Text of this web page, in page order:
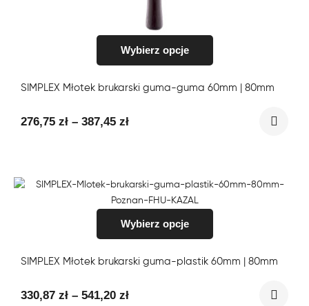
Wybierz opcje
SIMPLEX Młotek brukarski guma-guma 60mm | 80mm
276,75 zł – 387,45 zł
Wybierz opcje
SIMPLEX Młotek brukarski guma-plastik 60mm | 80mm
330,87 zł – 541,20 zł